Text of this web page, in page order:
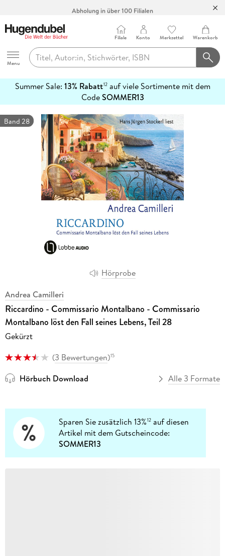
Abholung in über 100 Filialen
Hugendubel
Menu
Filiale Konto Merkzettel Warenkorb
Summer Sale: 13% Rabatt12auf viele Sortimente mit dem
CodeSOMMER13
erfahren
Hörprobe
Band 28
Andrea Camilleri
Riccardino - Commissario Montalbano - Commissario
Montalbano löst den Fall seines Lebens, Teil 28
Gekürzt
(3 Bewertungen)15
Hörbuch Download Alle 3 Formate
Sparen Sie zusätzlich 13%12 auf diesen
Artikel mit dem Gutscheincode:
SOMMER13